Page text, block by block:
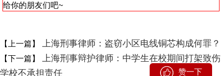
给你的朋友们吧~
【上一篇】 上海刑事律师：盗窃小区电线铜芯构成何罪？
【下一篇】
上海刑事辩护律师：中学生在校期间打架致伤
学校不承担责任
赞一下